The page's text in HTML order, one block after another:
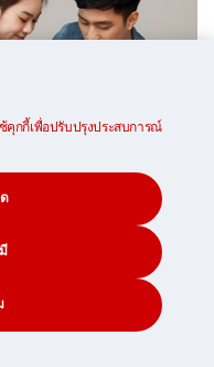
คุกกี้เพื่อปรับปรุงประสบการณ์